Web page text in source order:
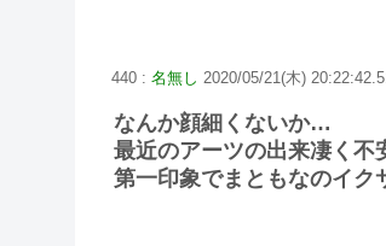
440 : 名無し 2020/05/21(木)
なんか顔細くないか…
最近のアーツの出来凄く不
第一印象でまともなのイク